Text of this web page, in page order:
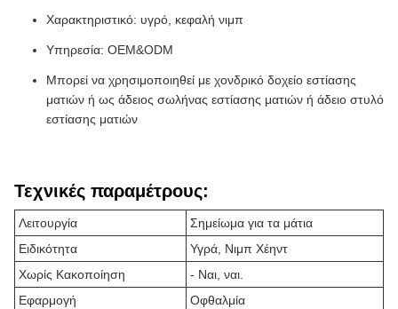
Χαρακτηριστικό: υγρό, κεφαλή νιμπ
Υπηρεσία: OEM&ODM
Μπορεί να χρησιμοποιηθεί με χονδρικό δοχείο εστίασης
ματιών ή ως άδειος σωλήνας εστίασης ματιών ή άδειο στυλό
εστίασης ματιών
Τεχνικές παραμέτρους:
Λειτουργία
Σημείωμα για τα μάτια
Ειδικότητα
Υγρά, Νιμπ Χέηντ
Χωρίς Κακοποίηση
- Ναι, ναι.
Εφαρμογή
Οφθαλμία